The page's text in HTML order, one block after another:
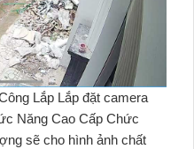
Lắp Lắp đặt camera
Năng Cao Cấp Chức
sẽ cho hình ảnh chất